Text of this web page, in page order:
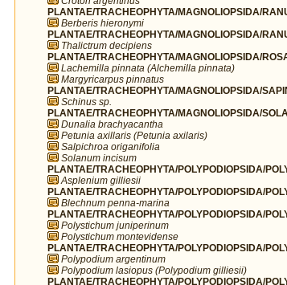
PLANTAE/TRACHEOPHYTA/MAGNOLIOPSIDA/
Berberis hieronymi
PLANTAE/TRACHEOPHYTA/MAGNOLIOPSIDA/
Thalictrum decipiens
PLANTAE/TRACHEOPHYTA/MAGNOLIOPSIDA/
Lachemilla pinnata (Alchemilla pinnata)
Margyricarpus pinnatus
PLANTAE/TRACHEOPHYTA/MAGNOLIOPSIDA/
Schinus sp.
PLANTAE/TRACHEOPHYTA/MAGNOLIOPSIDA/
Dunalia brachyacantha
Petunia axillaris (Petunia axilaris)
Salpichroa origanifolia
Solanum incisum
PLANTAE/TRACHEOPHYTA/POLYPODIOPSIDA/
Asplenium gilliesii
PLANTAE/TRACHEOPHYTA/POLYPODIOPSIDA/
Blechnum penna-marina
PLANTAE/TRACHEOPHYTA/POLYPODIOPSIDA/
Polystichum juniperinum
Polystichum montevidense
PLANTAE/TRACHEOPHYTA/POLYPODIOPSIDA/
Polypodium argentinum
Polypodium lasiopus (Polypodium gilliesii)
PLANTAE/TRACHEOPHYTA/POLYPODIOPSIDA/